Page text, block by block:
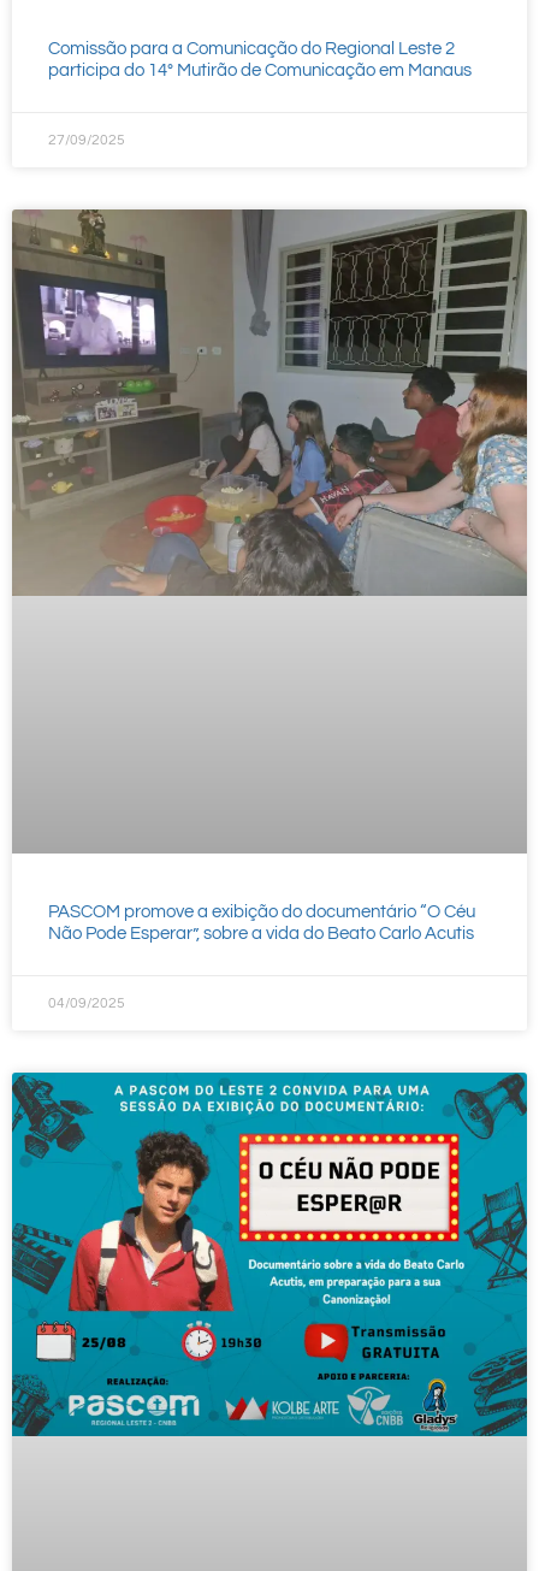
Comissão para a Comunicação do Regional Leste 2
participa do 14° Mutirão de Comunicação em Manaus
27/09/2025
PASCOM promove a exibição do documentário “O Céu
Não Pode Esperar”, sobre a vida do Beato Carlo Acutis
04/09/2025